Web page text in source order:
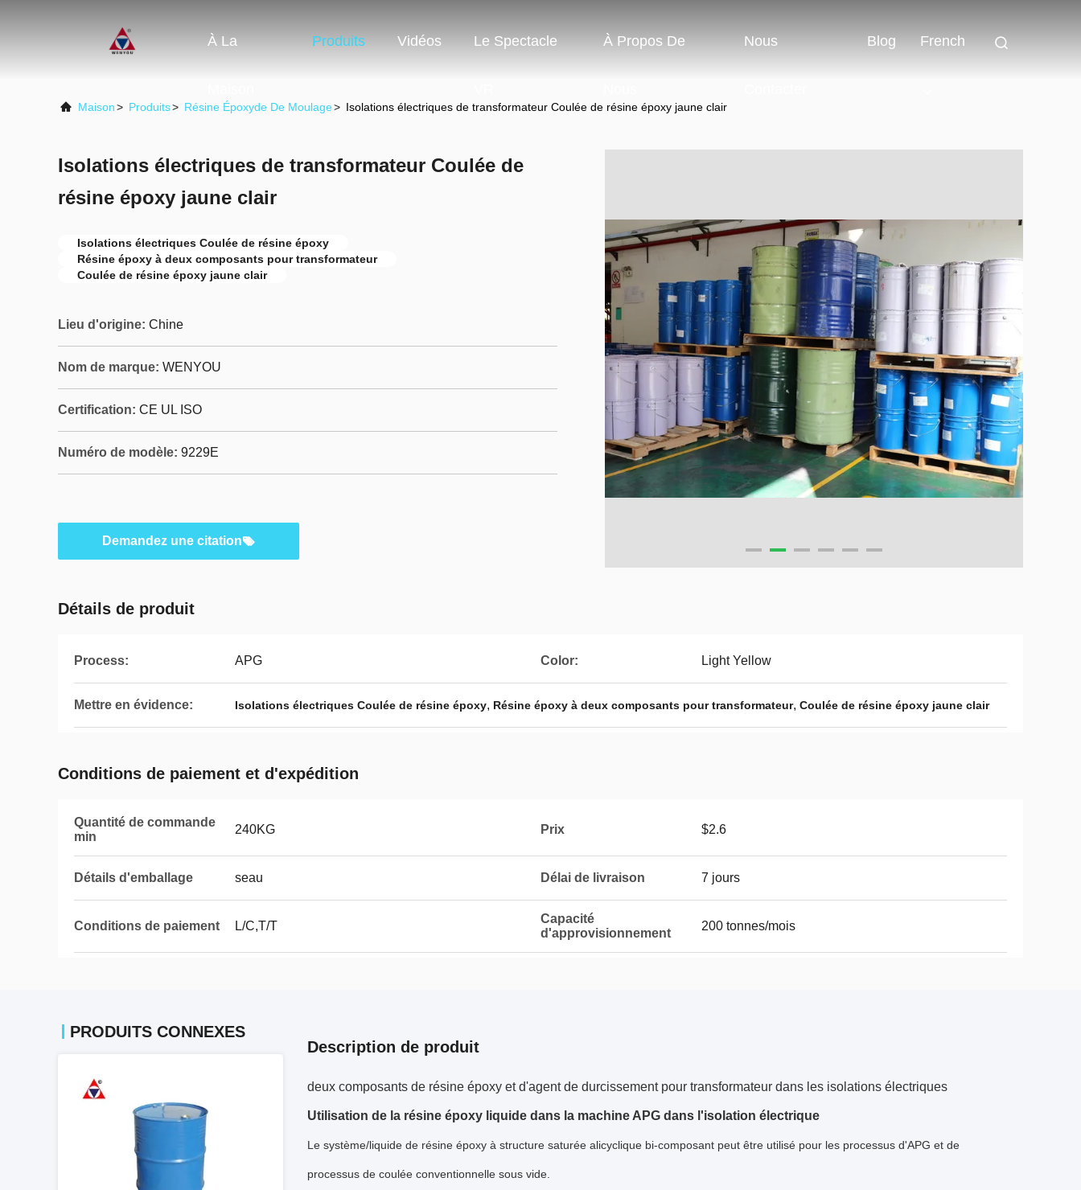
À La Produits Vidéos Le Spectacle À Propos De Nous Blog French
Maison> Produits> Résine Époxyde De Moulage> Isolations électriques de transformateur Coulée de résine époxy jaune clair
Isolations électriques de transformateur Coulée de
résine époxy jaune clair
Isolations électriques Coulée de résine époxy
Résine époxy à deux composants pour transformateur
Coulée de résine époxy jaune clair
Lieu d'origine: Chine
Nom de marque: WENYOU
Certification: CE UL ISO
Numéro de modèle: 9229E
Demandez une citation
Détails de produit
Process: APG Color: Light Yellow
Mettre en évidence: Isolations électriques Coulée de résine époxy, Résine époxy à deux composants pour transformateur, Coulée de résine époxy jaune clair
Conditions de paiement et d'expédition
Quantité de commande
min
240KG Prix $2.6
Détails d'emballage seau Délai de livraison 7 jours
Conditions de paiement L/C,T/T
Capacité
d'approvisionnement
200 tonnes/mois
PRODUITS CONNEXES
Description de produit
deux composants de résine époxy et d'agent de durcissement pour transformateur dans les isolations électriques
Utilisation de la résine époxy liquide dans la machine APG dans l'isolation électrique
Le système/liquide de résine époxy à structure saturée alicyclique bi-composant peut être utilisé pour les processus d'APG et de
processus de coulée conventionnelle sous vide.